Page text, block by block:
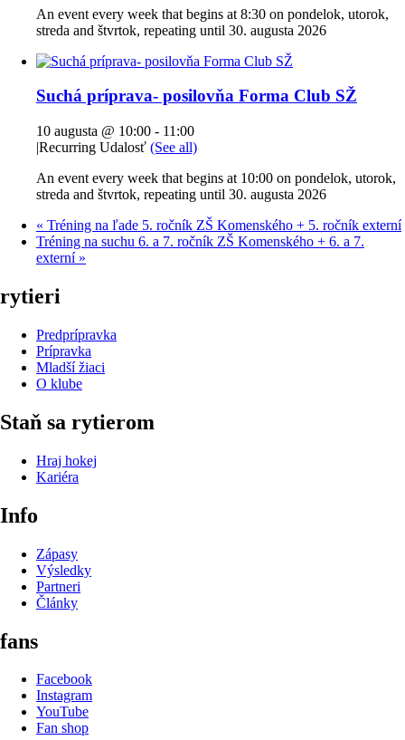
An event every week that begins at 8:30 on pondelok, utorok,
streda and štvrtok, repeating until 30. augusta 2026
Suchá príprava- posilovňa Forma Club SŽ
10 augusta @ 10:00 - 11:00
|Recurring Udalosť (See all)
An event every week that begins at 10:00 on pondelok, utorok,
streda and štvrtok, repeating until 30. augusta 2026
« Tréning na ľade 5. ročník ZŠ Komenského + 5. ročník externí
Tréning na suchu 6. a 7. ročník ZŠ Komenského + 6. a 7.
externí »
rytieri
Predprípravka
Prípravka
Mladší žiaci
O klube
Staň sa rytierom
Hraj hokej
Kariéra
Info
Zápasy
Výsledky
Partneri
Články
fans
Facebook
Instagram
YouTube
Fan shop